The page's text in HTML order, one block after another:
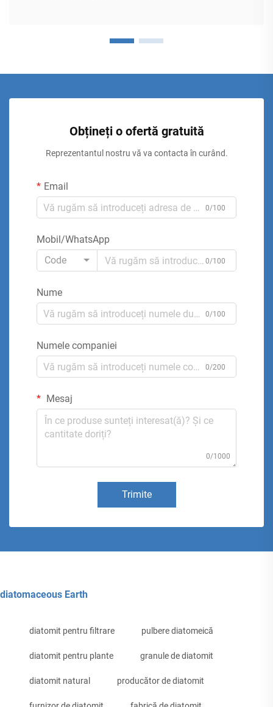
Obțineți o ofertă gratuită
Reprezentantul nostru vă va contacta în curând.
Email
0/100
Mobil/WhatsApp
Code
0/100
Nume
0/100
Numele companiei
0/200
Mesaj
0/1000
Trimite
diatomaceous Earth
diatomit pentru filtrare pulbere diatomeică
diatomit pentru plante granule de diatomit
diatomit natural producător de diatomit